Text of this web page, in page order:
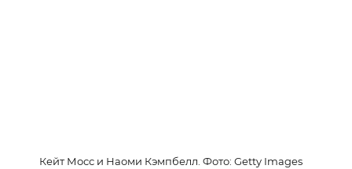
Кейт Мосс и Наоми Кэмпбелл. Фото: Getty Images